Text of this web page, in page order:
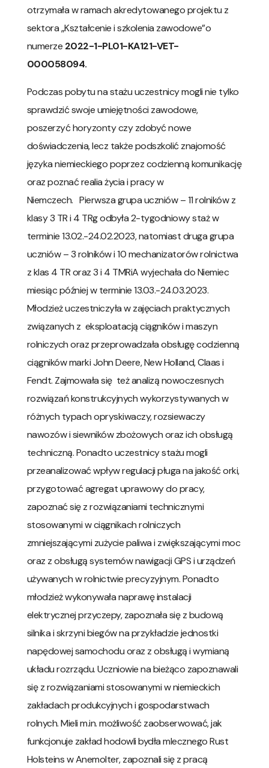
otrzymała w ramach akredytowanego projektu z
sektora „Kształcenie i szkolenia zawodowe”o
numerze 2022-1-PL01-KA121-VET-
000058094.
Podczas pobytu na stażu uczestnicy mogli nie tylko
sprawdzić swoje umiejętności zawodowe,
poszerzyć horyzonty czy zdobyć nowe
doświadczenia, lecz także podszkolić znajomość
języka niemieckiego poprzez codzienną komunikację
oraz poznać realia życia i pracy w
Niemczech. Pierwsza grupa uczniów – 11 rolników z
klasy 3 TR i 4 TRg odbyła 2-tygodniowy staż w
terminie 13.02.-24.02.2023, natomiast druga grupa
uczniów – 3 rolników i 10 mechanizatorów rolnictwa
z klas 4 TR oraz 3 i 4 TMRiA wyjechała do Niemiec
miesiąc później w terminie 13.03.-24.03.2023.
Młodzież uczestniczyła w zajęciach praktycznych
związanych z eksploatacją ciągników i maszyn
rolniczych oraz przeprowadzała obsługę codzienną
ciągników marki John Deere, New Holland, Claas i
Fendt. Zajmowała się też analizą nowoczesnych
rozwiązań konstrukcyjnych wykorzystywanych w
różnych typach opryskiwaczy, rozsiewaczy
nawozów i siewników zbożowych oraz ich obsługą
techniczną. Ponadto uczestnicy stażu mogli
przeanalizować wpływ regulacji pługa na jakość orki,
przygotować agregat uprawowy do pracy,
zapoznać się z rozwiązaniami technicznymi
stosowanymi w ciągnikach rolniczych
zmniejszającymi zużycie paliwa i zwiększającymi moc
oraz z obsługą systemów nawigacji GPS i urządzeń
używanych w rolnictwie precyzyjnym. Ponadto
młodzież wykonywała naprawę instalacji
elektrycznej przyczepy, zapoznała się z budową
silnika i skrzyni biegów na przykładzie jednostki
napędowej samochodu oraz z obsługą i wymianą
układu rozrządu. Uczniowie na bieżąco zapoznawali
się z rozwiązaniami stosowanymi w niemieckich
zakładach produkcyjnych i gospodarstwach
rolnych. Mieli m.in. możliwość zaobserwować, jak
funkcjonuje zakład hodowli bydła mlecznego Rust
Holsteins w Anemolter, zapoznali się z pracą